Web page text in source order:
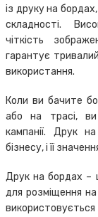
із друку на
складності.
чіткість
гарантує
використання.
Коли ви бачите
або на трасі, ви
кампанії. Друк
бізнесу, і її
Друк на бордах –
для розміщення